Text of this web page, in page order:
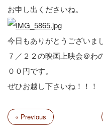
お申し出くださいね。
今日もありがとうございまし
７／２２の映画上映会＠わ
００円です。
ぜひお越し下さいね！！！
« Previous